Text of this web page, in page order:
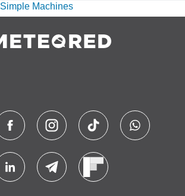
Simple Machines